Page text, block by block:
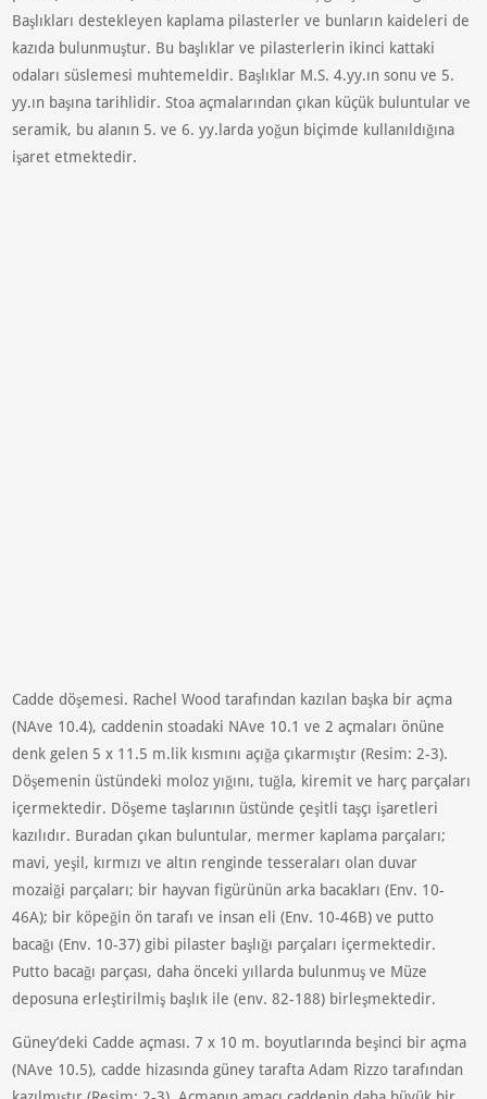
Başlıkları destekleyen kaplama pilasterler ve bunların kaideleri de
kazıda bulunmuştur. Bu başlıklar ve pilasterlerin ikinci kattaki
odaları süslemesi muhtemeldir. Başlıklar M.S. 4.yy.ın sonu ve 5.
yy.ın başına tarihlidir. Stoa açmalarından çıkan küçük buluntular ve
seramik, bu alanın 5. ve 6. yy.larda yoğun biçimde kullanıldığına
işaret etmektedir.
Cadde döşemesi. Rachel Wood tarafından kazılan başka bir açma
(NAve 10.4), caddenin stoadaki NAve 10.1 ve 2 açmaları önüne
denk gelen 5 x 11.5 m.lik kısmını açığa çıkarmıştır (Resim: 2-3).
Döşemenin üstündeki moloz yığını, tuğla, kiremit ve harç parçaları
içermektedir. Döşeme taşlarının üstünde çeşitli taşçı işaretleri
kazılıdır. Buradan çıkan buluntular, mermer kaplama parçaları;
mavi, yeşil, kırmızı ve altın renginde tesseraları olan duvar
mozaiği parçaları; bir hayvan figürünün arka bacakları (Env. 10-
46A); bir köpeğin ön tarafı ve insan eli (Env. 10-46B) ve putto
bacağı (Env. 10-37) gibi pilaster başlığı parçaları içermektedir.
Putto bacağı parçası, daha önceki yıllarda bulunmuş ve Müze
deposuna erleştirilmiş başlık ile (env. 82-188) birleşmektedir.
Güney’deki Cadde açması. 7 x 10 m. boyutlarında beşinci bir açma
(NAve 10.5), cadde hizasında güney tarafta Adam Rizzo tarafından